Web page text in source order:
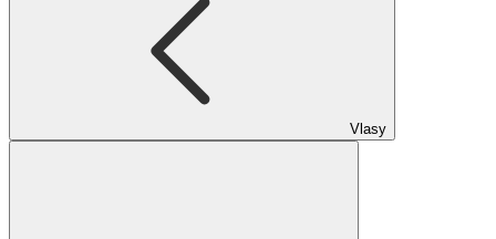
Vlasy